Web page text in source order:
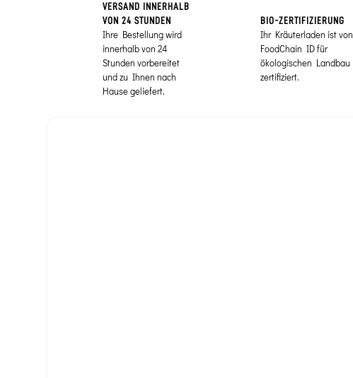
VERSAND INNERHALB
VON 24 STUNDEN
Ihre Bestellung wird
innerhalb von 24
Stunden vorbereitet
und zu Ihnen nach
Hause geliefert.
BIO-ZERTIFIZIERUNG
Ihr Kräuterladen ist von
FoodChain ID für
ökologischen Landbau
zertifiziert.